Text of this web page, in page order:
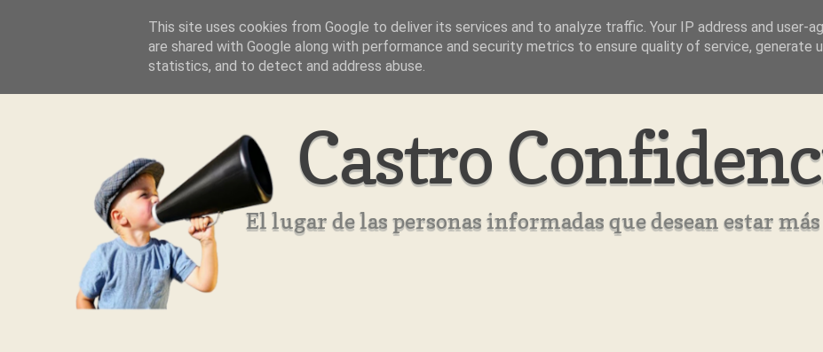
Aviso Legal Quienes Somos ??
Castro
El lugar de las personas informadas que desean estar
This site uses cookies from Google to deliver its services and to analyze traffic. Your IP address and user-
are shared with Google along with performance and security metrics to ensure quality of service, generate
statistics, and to detect and address abuse.